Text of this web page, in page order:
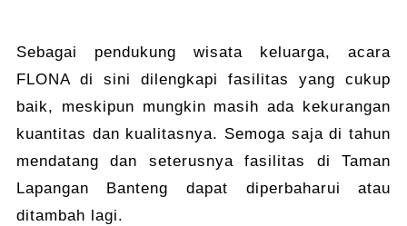
Sebagai pendukung wisata keluarga, acara
FLONA di sini dilengkapi fasilitas yang cukup
baik, meskipun mungkin masih ada kekurangan
kuantitas dan kualitasnya. Semoga saja di tahun
mendatang dan seterusnya fasilitas di Taman
Lapangan Banteng dapat diperbaharui atau
ditambah lagi.